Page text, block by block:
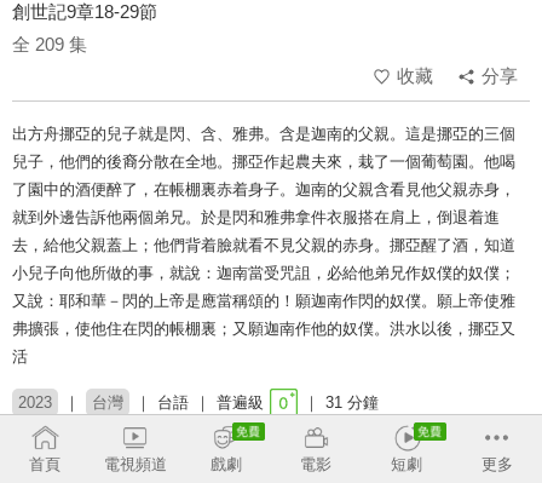
創世記9章18-29節
全 209 集
收藏
分享
出方舟挪亞的兒子就是閃、含、雅弗。含是迦南的父親。這是挪亞的三個
兒子，他們的後裔分散在全地。挪亞作起農夫來，栽了一個葡萄園。他喝
了園中的酒便醉了，在帳棚裏赤着身子。迦南的父親含看見他父親赤身，
就到外邊告訴他兩個弟兄。於是閃和雅弗拿件衣服搭在肩上，倒退着進
去，給他父親蓋上；他們背着臉就看不見父親的赤身。挪亞醒了酒，知道
小兒子向他所做的事，就說：迦南當受咒詛，必給他弟兄作奴僕的奴僕；
又說：耶和華－閃的上帝是應當稱頌的！願迦南作閃的奴僕。願上帝使雅
弗擴張，使他住在閃的帳棚裏；又願迦南作他的奴僕。洪水以後，挪亞又
活
2023 台灣 台語 普遍級 31 分鐘
類別： 新約 研經
首頁
電視頻道 戲劇 電影 短劇 更多